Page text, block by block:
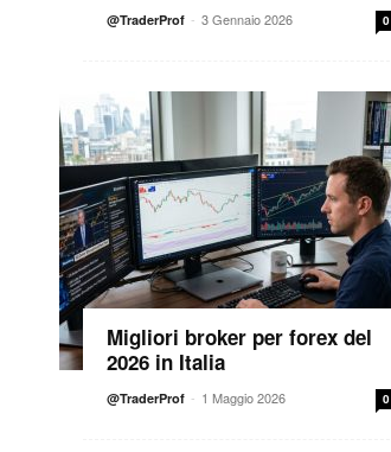
@TraderProf - 3 Gennaio 2026 0
Migliori broker per forex del
2026 in Italia
@TraderProf - 1 Maggio 2026 0